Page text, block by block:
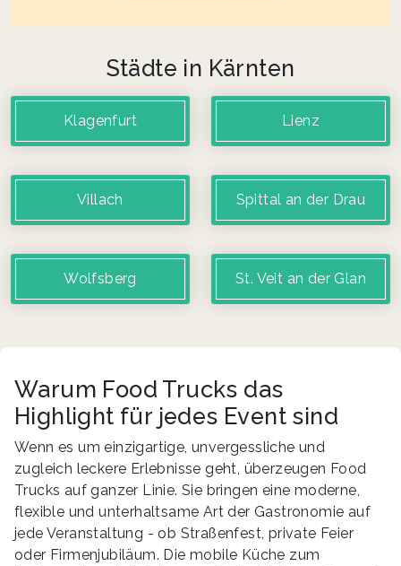
Städte in Kärnten
Klagenfurt Lienz
Villach Spittal an der Drau
Wolfsberg St. Veit an der Glan
Warum Food Trucks das
Highlight für jedes Event sind
Wenn es um einzigartige, unvergessliche und
zugleich leckere Erlebnisse geht, überzeugen Food
Trucks auf ganzer Linie. Sie bringen eine moderne,
flexible und unterhaltsame Art der Gastronomie auf
jede Veranstaltung - ob Straßenfest, private Feier
oder Firmenjubiläum. Die mobile Küche zum